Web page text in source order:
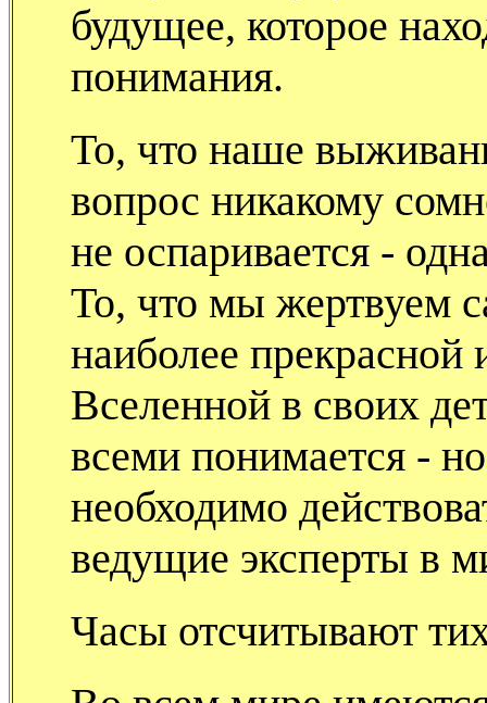
будущее, которое
понимания.
То, что наше
вопрос никакому
не оспаривается -
То, что мы жертвуем
наиболее
Вселенной в своих
всеми понимается -
необходимо
ведущие эксперты в
Часы отсчитывают